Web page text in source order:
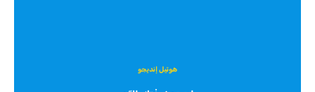
هوتيل إنديجو